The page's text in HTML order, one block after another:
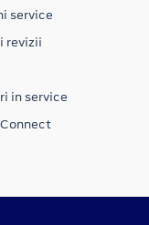
service
revizii
in service